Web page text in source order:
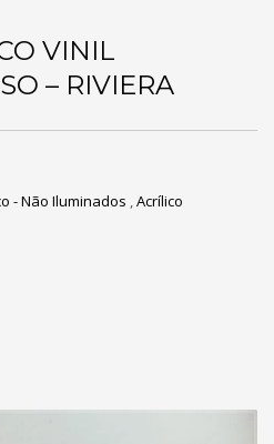
VINIL
– RIVIERA
- Não Iluminados ,Acrílico